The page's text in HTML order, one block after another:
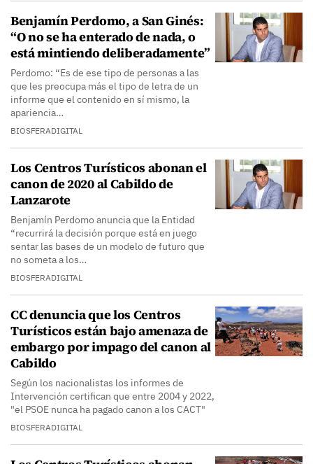
Benjamín Perdomo, a San Ginés:
“O no se ha enterado de nada, o
está mintiendo deliberadamente”
Perdomo: “Es de ese tipo de personas a las
que les preocupa más el tipo de letra de un
informe que el contenido en sí mismo, la
apariencia…
BIOSFERADIGITAL
Los Centros Turísticos abonan el
canon de 2020 al Cabildo de
Lanzarote
Benjamín Perdomo anuncia que la Entidad
“recurrirá la decisión porque está en juego
sentar las bases de un modelo de futuro que
no someta a los…
BIOSFERADIGITAL
CC denuncia que los Centros
Turísticos están bajo amenaza de
embargo por impago del canon al
Cabildo
Según los nacionalistas los informes de
Intervención certifican que entre 2004 y 2022,
"el PSOE nunca ha pagado canon a los CACT"
BIOSFERADIGITAL